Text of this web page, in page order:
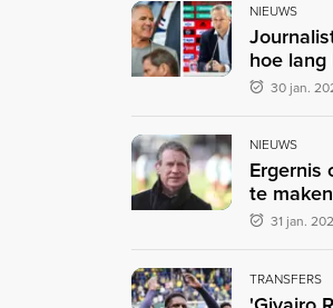
NIEUWS
hoe
30 jan.
NIEUWS
Ergernis
te
31 jan.
TRANSFERS